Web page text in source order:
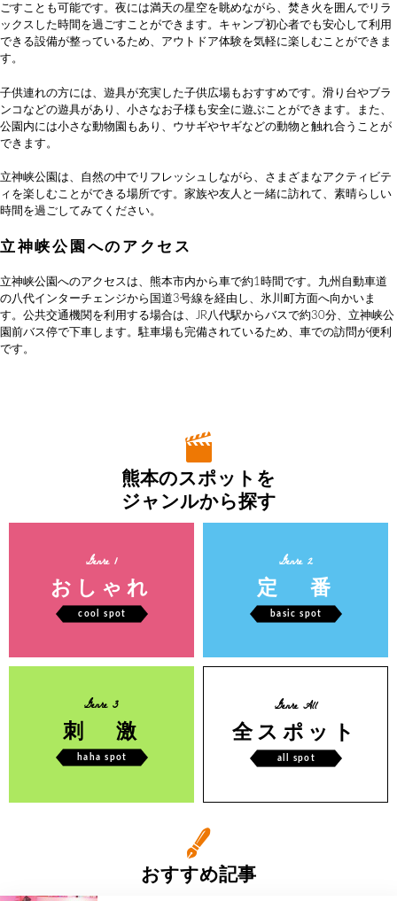
ごすことも可能です。夜には満天の星空を眺めながら、焚き火を囲んでリラ
ックスした時間を過ごすことができます。キャンプ初心者でも安心して利用
できる設備が整っているため、アウトドア体験を気軽に楽しむことができま
す。
子供連れの方には、遊具が充実した子供広場もおすすめです。滑り台やブラ
ンコなどの遊具があり、小さなお子様も安全に遊ぶことができます。また、
公園内には小さな動物園もあり、ウサギやヤギなどの動物と触れ合うことが
できます。
立神峡公園は、自然の中でリフレッシュしながら、さまざまなアクティビテ
ィを楽しむことができる場所です。家族や友人と一緒に訪れて、素晴らしい
時間を過ごしてみてください。
立神峡公園へのアクセス
立神峡公園へのアクセスは、熊本市内から車で約1時間です。九州自動車道
の八代インターチェンジから国道3号線を経由し、氷川町方面へ向かいま
す。公共交通機関を利用する場合は、JR八代駅からバスで約30分、立神峡公
園前バス停で下車します。駐車場も完備されているため、車での訪問が便利
です。
熊本のスポットを
ジャンルから探す
Genre 1
おしゃれ
cool spot
Genre 2
定 番
basic spot
Genre 3
刺 激
haha spot
Genre All
全スポット
all spot
おすすめ記事